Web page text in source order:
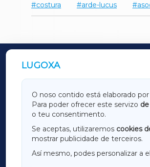
costura arde-lucus
LUGOXA
O noso contido está elaborado
Para poder ofrecer este servizo
o teu consentimento.
Se aceptas, utilizaremos cookies
mostrar publicidade de terceiros.
Así mesmo, podes personalizar a
OUTROS PERIÓDICOS
GALICIAXA
AMARIÑAXA
OURENSEXA